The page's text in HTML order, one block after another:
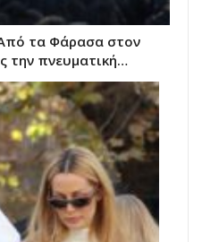
τα Φάρασα στον
την πνευματική…